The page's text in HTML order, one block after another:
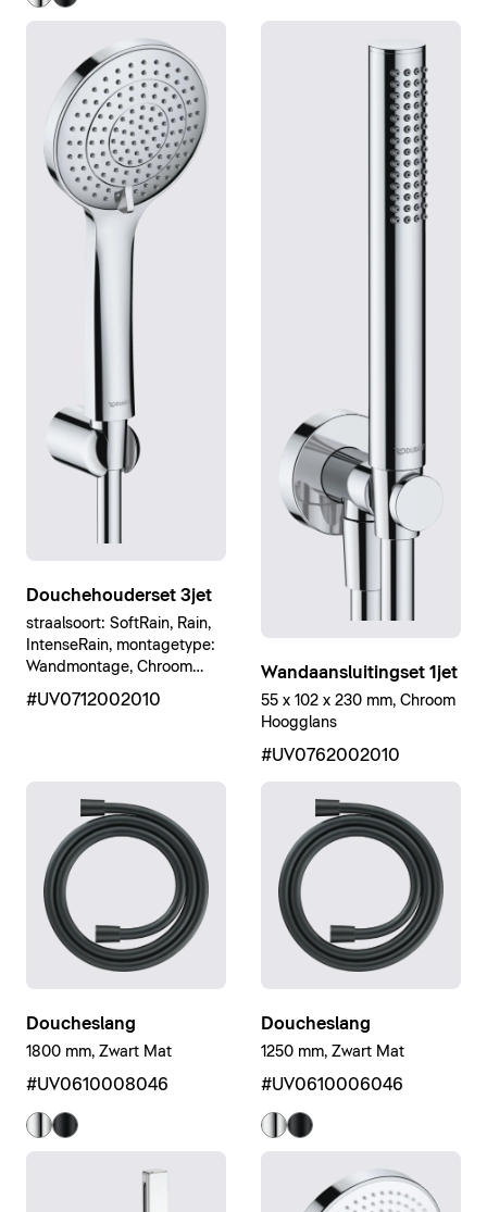
Douchehouderset 3jet
straalsoort: SoftRain, Rain,
IntenseRain, montagetype:
Wandmontage, Chroom
Hoogglans
#UV0712002010
Wandaansluitingset 1jet
55 x 102 x 230 mm, Chroom
Hoogglans
#UV0762002010
Doucheslang
1800 mm, Zwart Mat
#UV0610008046
Doucheslang
1250 mm, Zwart Mat
#UV0610006046